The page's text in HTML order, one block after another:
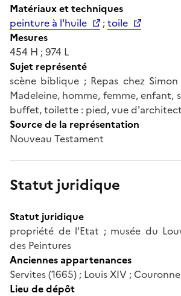
Matériaux et techniques
peinture à l'huile
;toile
Mesures
454 H ; 974 L
Sujet représenté
scène biblique ; Repas chez
Madeleine, homme, femme, enfant,
buffet, toilette : pied, vue
Source de la représentation
Nouveau Testament
Statut juridique
Statut juridique
propriété de l'Etat ; musée du
des Peintures
Anciennes appartenances
Servites (1665) ; Louis XIV ;
Lieu de dépôt